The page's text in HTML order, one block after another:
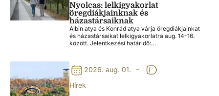
Nyolcas: lelkigyakorlat
öregdiákjainknak és
házastársaiknak
Albin atya és Konrád atya várja öregdiákjainkat
és házastársaikat lelkigyakorlatra aug. 14-16.
között. Jelentkezési határidő:…
2026. aug. 01. -
Hírek